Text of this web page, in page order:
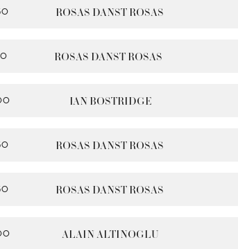
ROSAS DANST ROSAS
ROSAS DANST ROSAS
IAN BOSTRIDGE
ROSAS DANST ROSAS
ROSAS DANST ROSAS
ALAIN ALTINOGLU